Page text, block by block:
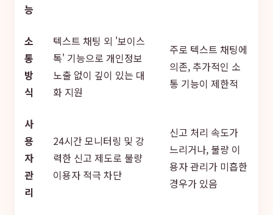
능
소
통
방
식
텍스트 채팅 외 '보이스
톡' 기능으로 개인정보
노출 없이 깊이 있는 대
화 지원
주로 텍스트 채팅에
의존, 추가적인 소
통 기능이 제한적
사
용
자
관
리
24시간 모니터링 및 강
력한 신고 제도로 불량
이용자 적극 차단
신고 처리 속도가
느리거나, 불량 이
용자 관리가 미흡한
경우가 있음